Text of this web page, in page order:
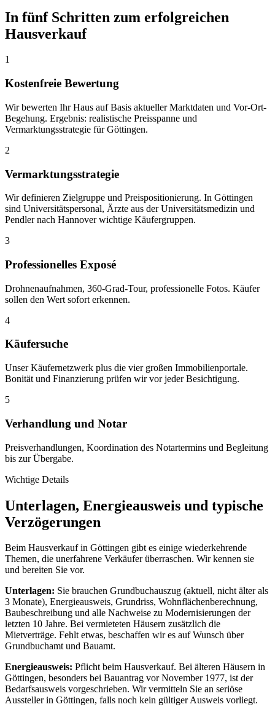
In fünf Schritten zum erfolgreichen
Hausverkauf
1
Kostenfreie Bewertung
Wir bewerten Ihr Haus auf Basis aktueller Marktdaten und Vor-Ort-
Begehung. Ergebnis: realistische Preisspanne und
Vermarktungsstrategie für Göttingen.
2
Vermarktungsstrategie
Wir definieren Zielgruppe und Preispositionierung. In Göttingen
sind Universitätspersonal, Ärzte aus der Universitätsmedizin und
Pendler nach Hannover wichtige Käufergruppen.
3
Professionelles Exposé
Drohnenaufnahmen, 360-Grad-Tour, professionelle Fotos. Käufer
sollen den Wert sofort erkennen.
4
Käufersuche
Unser Käufernetzwerk plus die vier großen Immobilienportale.
Bonität und Finanzierung prüfen wir vor jeder Besichtigung.
5
Verhandlung und Notar
Preisverhandlungen, Koordination des Notartermins und Begleitung
bis zur Übergabe.
Wichtige Details
Unterlagen, Energieausweis und typische
Verzögerungen
Beim Hausverkauf in Göttingen gibt es einige wiederkehrende
Themen, die unerfahrene Verkäufer überraschen. Wir kennen sie
und bereiten Sie vor.
Unterlagen: Sie brauchen Grundbuchauszug (aktuell, nicht älter als
3 Monate), Energieausweis, Grundriss, Wohnflächenberechnung,
Baubeschreibung und alle Nachweise zu Modernisierungen der
letzten 10 Jahre. Bei vermieteten Häusern zusätzlich die
Mietverträge. Fehlt etwas, beschaffen wir es auf Wunsch über
Grundbuchamt und Bauamt.
Energieausweis: Pflicht beim Hausverkauf. Bei älteren Häusern in
Göttingen, besonders bei Bauantrag vor November 1977, ist der
Bedarfsausweis vorgeschrieben. Wir vermitteln Sie an seriöse
Aussteller in Göttingen, falls noch kein gültiger Ausweis vorliegt.